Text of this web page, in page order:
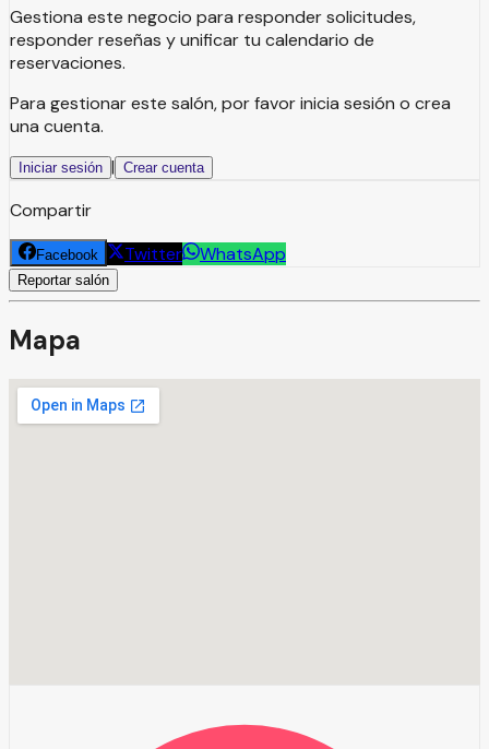
Gestiona este negocio para responder solicitudes,
responder reseñas y unificar tu calendario de
reservaciones.
Para gestionar este salón, por favor inicia sesión o crea
una cuenta.
Iniciar sesión | Crear cuenta
Compartir
Facebook Twitter WhatsApp
Reportar salón
Mapa